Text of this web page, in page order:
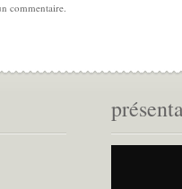
commentaire.